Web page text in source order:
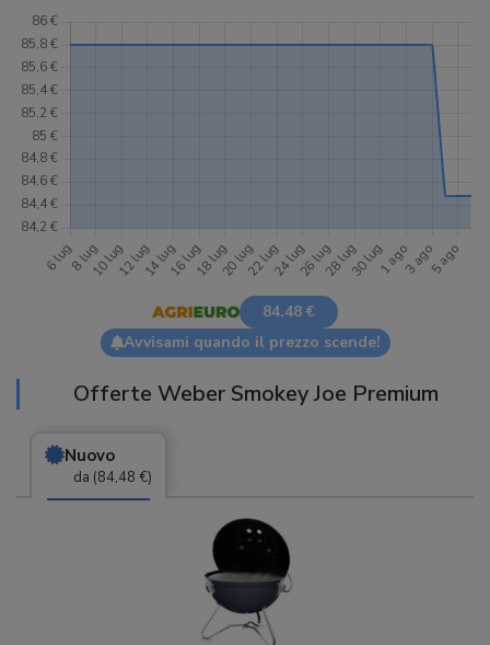
84,48 €
Avvisami quando il prezzo scende!
Offerte Weber Smokey Joe Premium
Nuovo
da (84,48 €)